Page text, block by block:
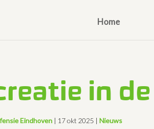
Home
in
Eindhoven | 17 okt 2025 | Nieuws